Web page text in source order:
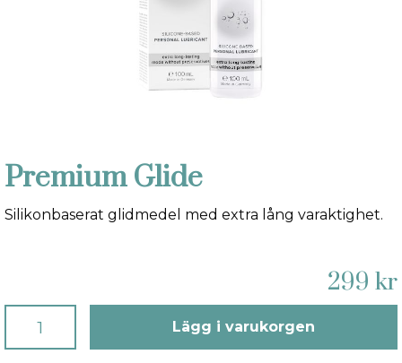
Premium Glide
Silikonbaserat glidmedel med extra lång varaktighet.
299 kr
Lägg i varukorgen